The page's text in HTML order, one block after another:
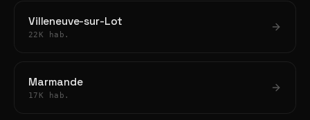
Villeneuve-sur-Lot
22K hab.
Marmande
17K hab.